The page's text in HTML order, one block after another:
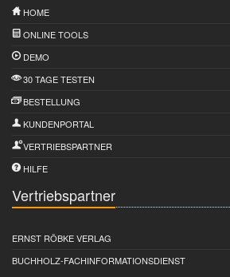
HOME
ONLINE TOOLS
DEMO
30 TAGE TESTEN
BESTELLUNG
KUNDENPORTAL
VERTRIEBSPARTNER
HILFE
Vertriebspartner
ERNST RÖBKE VERLAG
BUCHHOLZ-FACHINFORMATIONSDIENST